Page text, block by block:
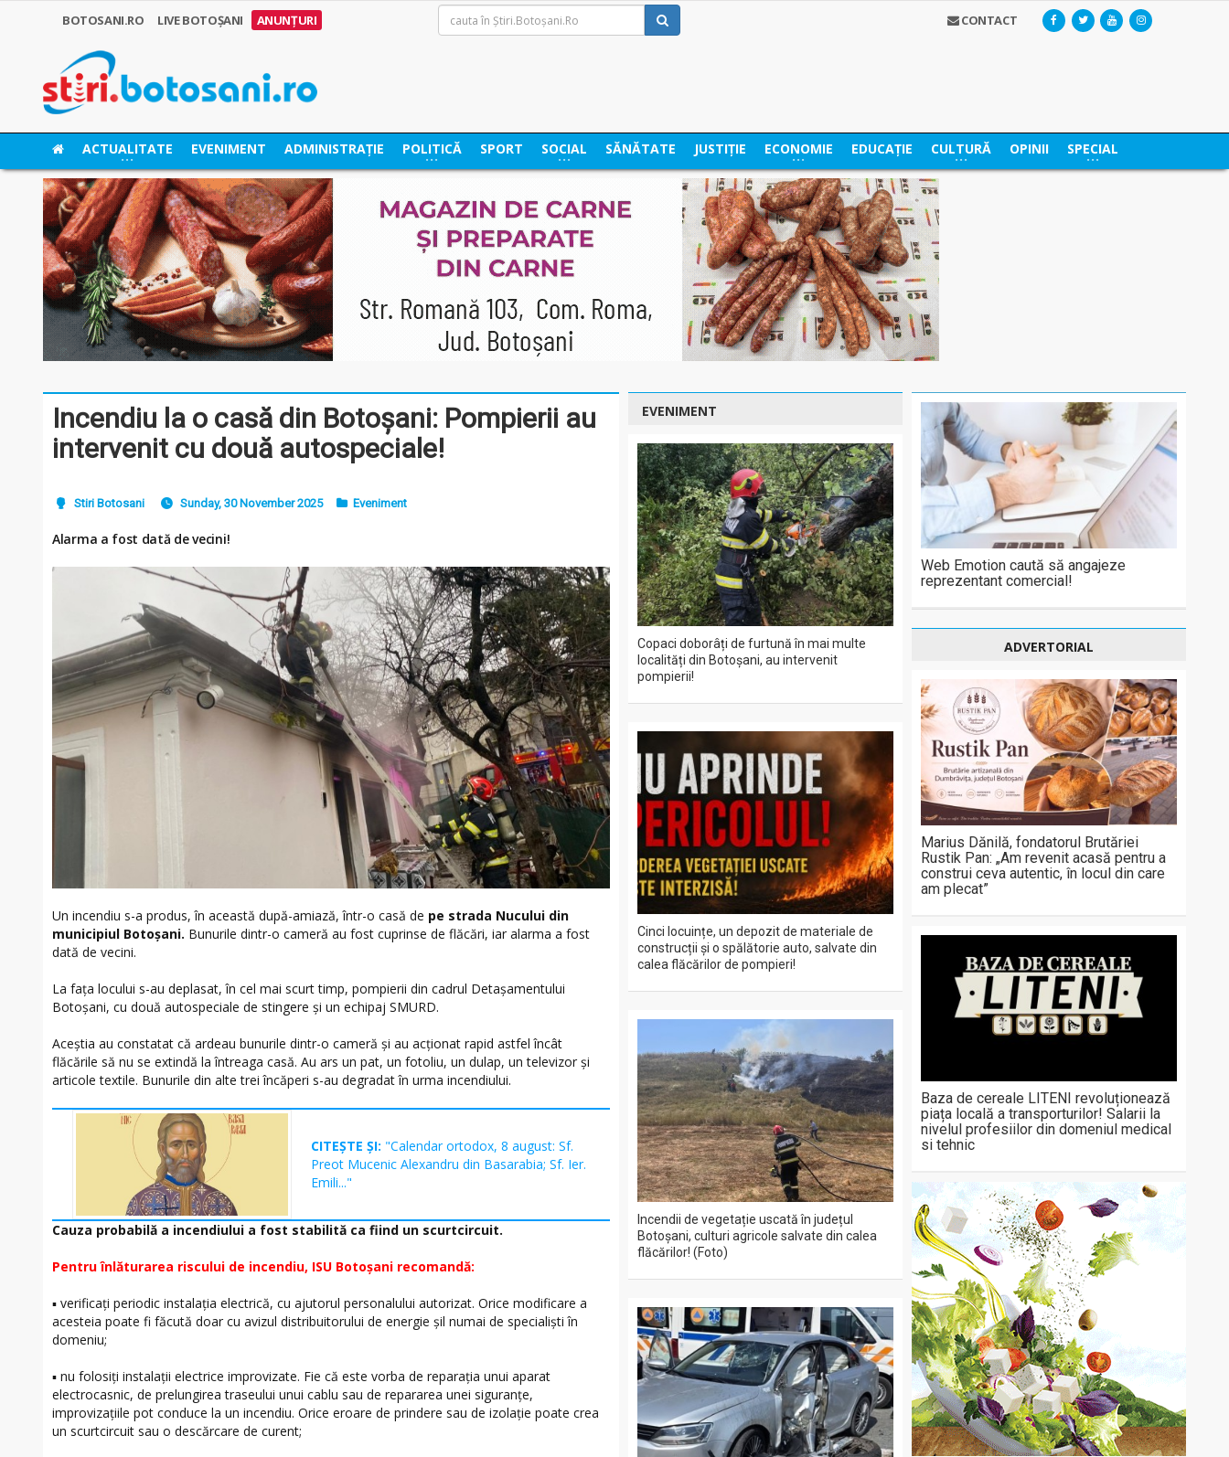
BOTOSANI.RO LIVE BOTOȘANI ANUNȚURI CONTACT
ACTUALITATE EVENIMENT ADMINISTRAȚIE POLITICĂ SPORT SOCIAL SĂNĂTATE JUSTIȚIE ECONOMIE EDUCAȚIE CULTURĂ OPINII SPECIAL
Incendiu la o casă din Botoșani: Pompierii au
intervenit cu două autospeciale!
Stiri Botosani Sunday, 30 November 2025 Eveniment
Alarma a fost dată de vecini!
Un incendiu s-a produs, în această după-amiază, într-o casă de pe strada Nucului din
municipiul Botoșani. Bunurile dintr-o cameră au fost cuprinse de flăcări, iar alarma a fost
dată de vecini.
La fața locului s-au deplasat, în cel mai scurt timp, pompierii din cadrul Detașamentului
Botoșani, cu două autospeciale de stingere și un echipaj SMURD.
Aceștia au constatat că ardeau bunurile dintr-o cameră și au acționat rapid astfel încât
flăcările să nu se extindă la întreaga casă. Au ars un pat, un fotoliu, un dulap, un televizor și
articole textile. Bunurile din alte trei încăperi s-au degradat în urma incendiului.
CITEȘTE ȘI: "Calendar ortodox, 8 august: Sf.
Preot Mucenic Alexandru din Basarabia; Sf. Ier.
Emili..."
Cauza probabilă a incendiului a fost stabilită ca fiind un scurtcircuit.
Pentru înlăturarea riscului de incendiu, ISU Botoșani recomandă:
▪ verificați periodic instalaţia electrică, cu ajutorul personalului autorizat. Orice modificare a
acesteia poate fi făcută doar cu avizul distribuitorului de energie şil numai de specialiști în
domeniu;
▪ nu folosiţi instalaţii electrice improvizate. Fie că este vorba de reparaţia unui aparat
electrocasnic, de prelungirea traseului unui cablu sau de repararea unei siguranţe,
improvizaţiile pot conduce la un incendiu. Orice eroare de prindere sau de izolaţie poate crea
un scurtcircuit sau o descărcare de curent;
EVENIMENT
Copaci doborâți de furtună în mai multe
localități din Botoșani, au intervenit
pompierii!
Cinci locuințe, un depozit de materiale de
construcții și o spălătorie auto, salvate din
calea flăcărilor de pompieri!
Incendii de vegetație uscată în județul
Botoșani, culturi agricole salvate din calea
flăcărilor! (Foto)
Web Emotion caută să angajeze
reprezentant comercial!
ADVERTORIAL
Marius Dănilă, fondatorul Brutăriei
Rustik Pan: „Am revenit acasă pentru a
construi ceva autentic, în locul din care
am plecat”
Baza de cereale LITENI revoluționează
piața locală a transporturilor! Salarii la
nivelul profesiilor din domeniul medical
si tehnic